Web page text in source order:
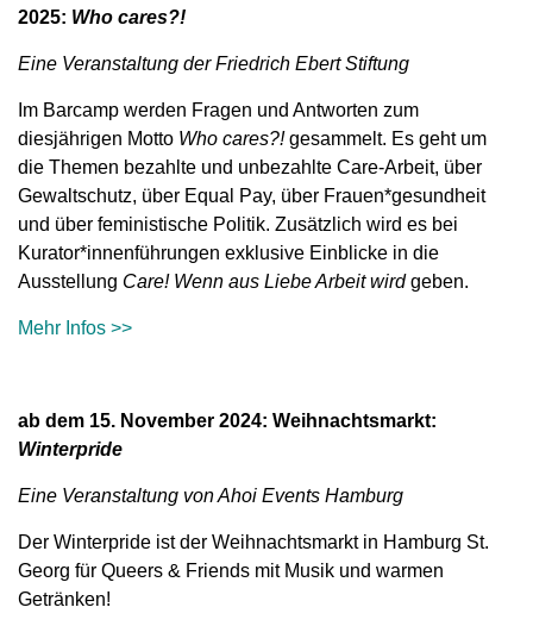
2025: Who cares?!
Eine Veranstaltung der Friedrich Ebert Stiftung
Im Barcamp werden Fragen und Antworten zum
diesjährigen Motto Who cares?!gesammelt. Es geht um
die Themen bezahlte und unbezahlte Care-Arbeit, über
Gewaltschutz, über Equal Pay, über Frauen*gesundheit
und über feministische Politik. Zusätzlich wird es bei
Kurator*innenführungen exklusive Einblicke in die
Ausstellung Care! Wenn aus Liebe Arbeit wirdgeben.
Mehr Infos >>
ab dem 15. November 2024: Weihnachtsmarkt:
Winterpride
Eine Veranstaltung von Ahoi Events Hamburg
Der Winterpride ist der Weihnachtsmarkt in Hamburg St.
Georg für Queers & Friends mit Musik und warmen
Getränken!